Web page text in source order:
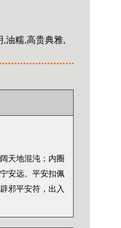
,油糯,高贵典雅,
天地混沌；内圈
安远。平安扣佩
邪平安符，出入